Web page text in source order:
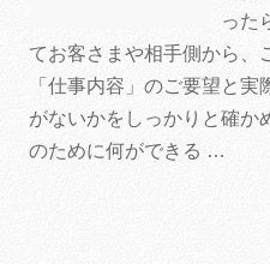
った
てお客さまや相手側から、
「仕事内容」のご要望と
がないかをしっかりと確か
のために何ができる …